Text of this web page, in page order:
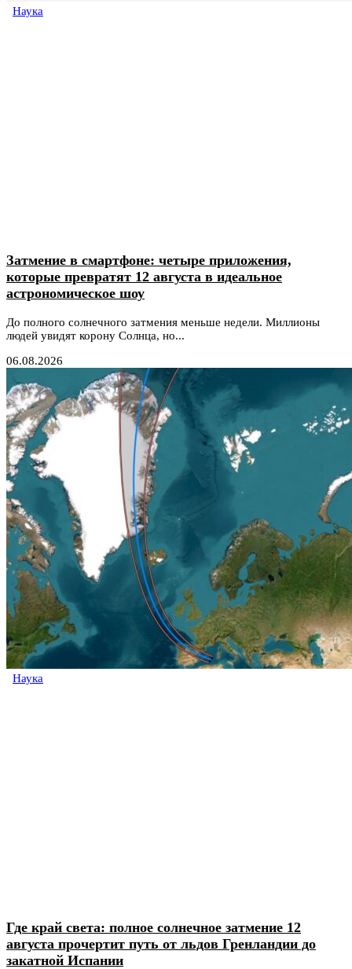
Наука
Затмение в смартфоне: четыре приложения,
которые превратят 12 августа в идеальное
астрономическое шоу
До полного солнечного затмения меньше недели. Миллионы
людей увидят корону Солнца, но...
06.08.2026
Наука
Где край света: полное солнечное затмение 12
августа прочертит путь от льдов Гренландии до
закатной Испании